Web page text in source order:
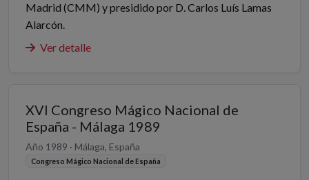
Madrid (CMM) y presidido por D. Carlos Luís Lamas
Alarcón.
Ver detalle
XVI Congreso Mágico Nacional de
España - Málaga 1989
Año 1989 · Málaga, España
Congreso Mágico Nacional de España